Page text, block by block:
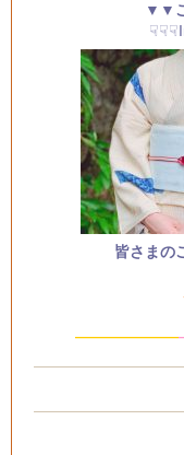
▼▼
皆さまの
—————